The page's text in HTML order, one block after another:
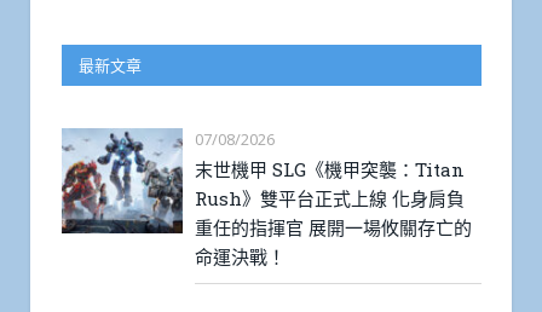
最新文章
07/08/2026
末世機甲 SLG《機甲突襲：Titan
Rush》雙平台正式上線 化身肩負
重任的指揮官 展開一場攸關存亡的
命運決戰！